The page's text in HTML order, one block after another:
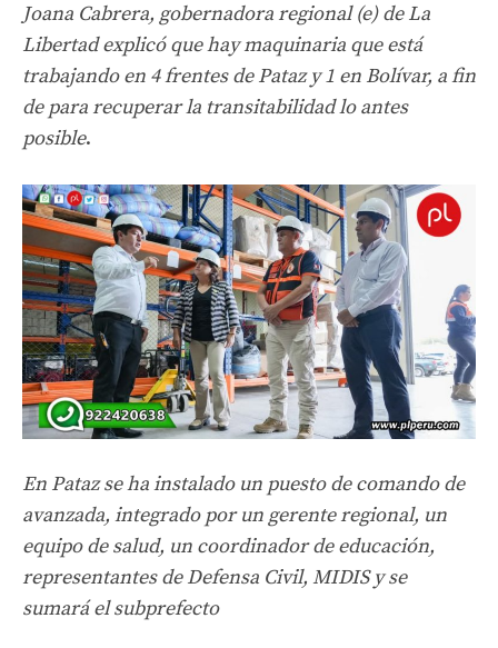
Joana Cabrera, gobernadora regional (e) de La
Libertad explicó que hay maquinaria que está
trabajando en 4 frentes de Pataz y 1 en Bolívar, a fin
de para recuperar la transitabilidad lo antes
posible.
En Pataz se ha instalado un puesto de comando de
avanzada, integrado por un gerente regional, un
equipo de salud, un coordinador de educación,
representantes de Defensa Civil, MIDIS y se
sumará el subprefecto